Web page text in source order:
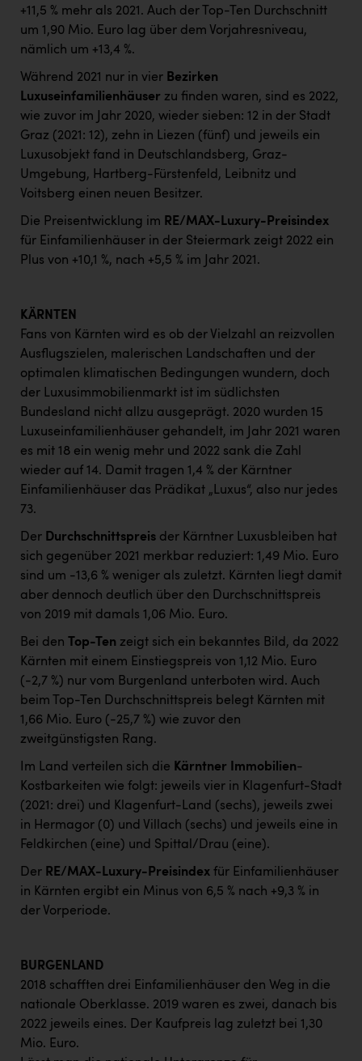
+11,5 % mehr als 2021. Auch der Top-Ten Durchschnitt
um 1,90 Mio. Euro lag über dem Vorjahresniveau,
nämlich um +13,4 %.
Während 2021 nur in vier Bezirken
Luxuseinfamilienhäuser zu finden waren, sind es 2022,
wie zuvor im Jahr 2020, wieder sieben: 12 in der Stadt
Graz (2021: 12), zehn in Liezen (fünf) und jeweils ein
Luxusobjekt fand in Deutschlandsberg, Graz-
Umgebung, Hartberg-Fürstenfeld, Leibnitz und
Voitsberg einen neuen Besitzer.
Die Preisentwicklung im RE/MAX-Luxury-Preisindex
für Einfamilienhäuser in der Steiermark zeigt 2022 ein
Plus von +10,1 %, nach +5,5 % im Jahr 2021.
KÄRNTEN
Fans von Kärnten wird es ob der Vielzahl an reizvollen
Ausflugszielen, malerischen Landschaften und der
optimalen klimatischen Bedingungen wundern, doch
der Luxusimmobilienmarkt ist im südlichsten
Bundesland nicht allzu ausgeprägt. 2020 wurden 15
Luxuseinfamilienhäuser gehandelt, im Jahr 2021 waren
es mit 18 ein wenig mehr und 2022 sank die Zahl
wieder auf 14. Damit tragen 1,4 % der Kärntner
Einfamilienhäuser das Prädikat „Luxus“, also nur jedes
73.
Der Durchschnittspreis der Kärntner Luxusbleiben hat
sich gegenüber 2021 merkbar reduziert: 1,49 Mio. Euro
sind um -13,6 % weniger als zuletzt. Kärnten liegt damit
aber dennoch deutlich über den Durchschnittspreis
von 2019 mit damals 1,06 Mio. Euro.
Bei den Top-Ten zeigt sich ein bekanntes Bild, da 2022
Kärnten mit einem Einstiegspreis von 1,12 Mio. Euro
(-2,7 %) nur vom Burgenland unterboten wird. Auch
beim Top-Ten Durchschnittspreis belegt Kärnten mit
1,66 Mio. Euro (-25,7 %) wie zuvor den
zweitgünstigsten Rang.
Im Land verteilen sich die Kärntner Immobilien-
Kostbarkeiten wie folgt: jeweils vier in Klagenfurt-Stadt
(2021: drei) und Klagenfurt-Land (sechs), jeweils zwei
in Hermagor (0) und Villach (sechs) und jeweils eine in
Feldkirchen (eine) und Spittal/Drau (eine).
Der RE/MAX-Luxury-Preisindex für Einfamilienhäuser
in Kärnten ergibt ein Minus von 6,5 % nach +9,3 % in
der Vorperiode.
BURGENLAND
2018 schafften drei Einfamilienhäuser den Weg in die
nationale Oberklasse. 2019 waren es zwei, danach bis
2022 jeweils eines. Der Kaufpreis lag zuletzt bei 1,30
Mio. Euro.